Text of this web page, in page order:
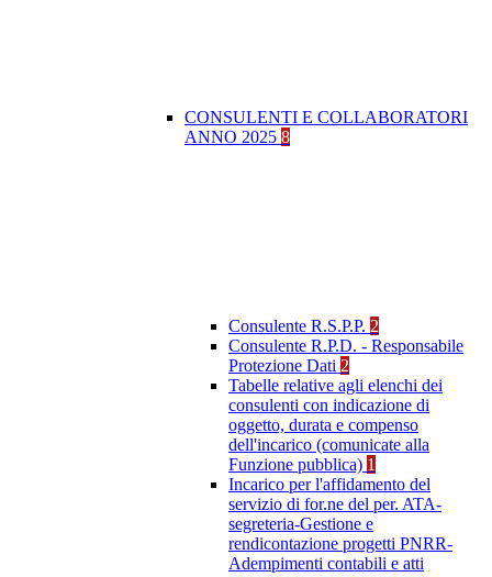
CONSULENTI E COLLABORATORI
ANNO 2025 8
Consulente R.S.P.P. 2
Consulente R.P.D. - Responsabile
Protezione Dati 2
Tabelle relative agli elenchi dei
consulenti con indicazione di
oggetto, durata e compenso
dell'incarico (comunicate alla
Funzione pubblica) 1
Incarico per l'affidamento del
servizio di for.ne del per. ATA-
segreteria-Gestione e
rendicontazione progetti PNRR-
Adempimenti contabili e atti